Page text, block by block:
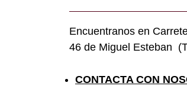
Encuentranos en
46 de Miguel Esteban
CONTACTA CON